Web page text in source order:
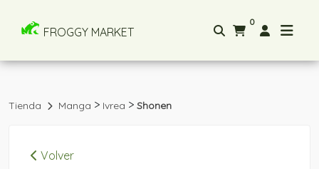
FROGGY MARKET
0
Tienda Manga > Ivrea > Shonen
Volver